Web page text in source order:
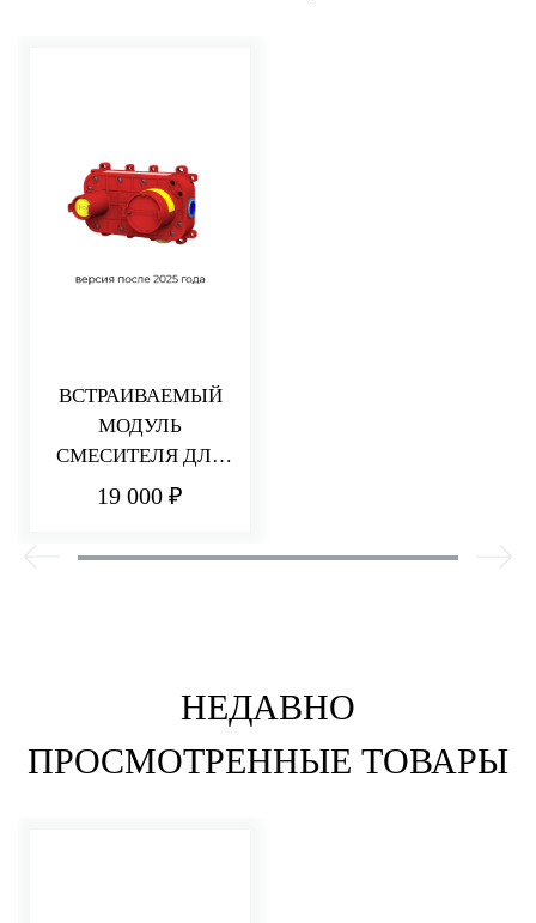
ВСТРАИВАЕМЫЙ
МОДУЛЬ
СМЕСИТЕЛЯ ДЛЯ
РАКОВИНЫ/ДУША
19 000 ₽
НЕДАВНО
ПРОСМОТРЕННЫЕ ТОВАРЫ